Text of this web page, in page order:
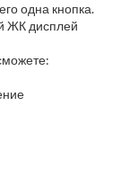
одна кнопка.
ЖК дисплей